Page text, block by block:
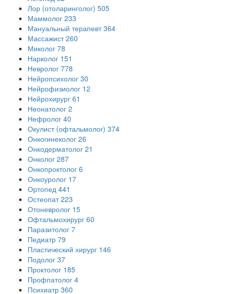
Лор (отоларинголог) 505
Маммолог 233
Мануальный терапевт 364
Массажист 260
Миколог 78
Нарколог 151
Невролог 778
Нейропсихолог 30
Нейрофизиолог 12
Нейрохирург 61
Неонатолог 2
Нефролог 40
Окулист (офтальмолог) 374
Онкогинеколог 26
Онкодерматолог 21
Онколог 287
Онкопроктолог 6
Онкоуролог 17
Ортопед 441
Остеопат 223
Отоневролог 15
Офтальмохирург 60
Паразитолог 7
Педиатр 79
Пластический хирург 146
Подолог 37
Проктолог 185
Профпатолог 4
Психиатр 360